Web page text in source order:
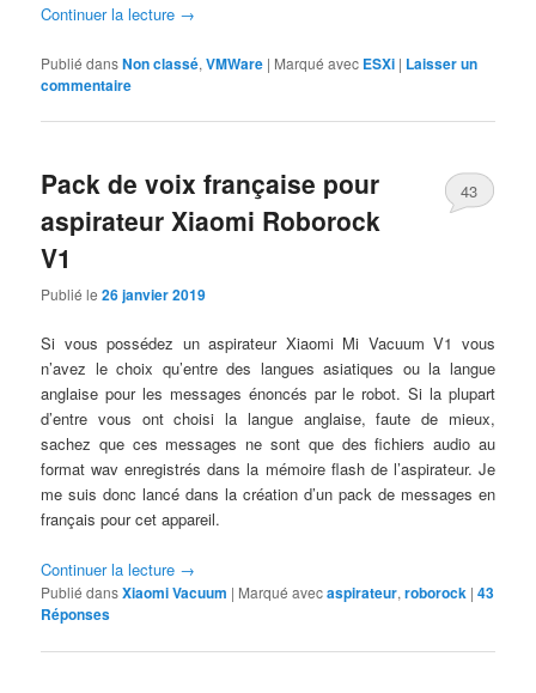
Continuer la lecture →
Publié dansNon classé,VMWare | Marqué avec ESXi | Laisser un
commentaire
Pack de voix française pour
aspirateur Xiaomi Roborock
V1
Publié le26 janvier 2019
43
Si vous possédez un aspirateur Xiaomi Mi Vacuum V1 vous
n’avez le choix qu’entre des langues asiatiques ou la langue
anglaise pour les messages énoncés par le robot. Si la plupart
d’entre vous ont choisi la langue anglaise, faute de mieux,
sachez que ces messages ne sont que des fichiers audio au
format wav enregistrés dans la mémoire flash de l’aspirateur. Je
me suis donc lancé dans la création d’un pack de messages en
français pour cet appareil.
Continuer la lecture →
Publié dansXiaomi Vacuum | Marqué avecaspirateur,roborock |43
Réponses